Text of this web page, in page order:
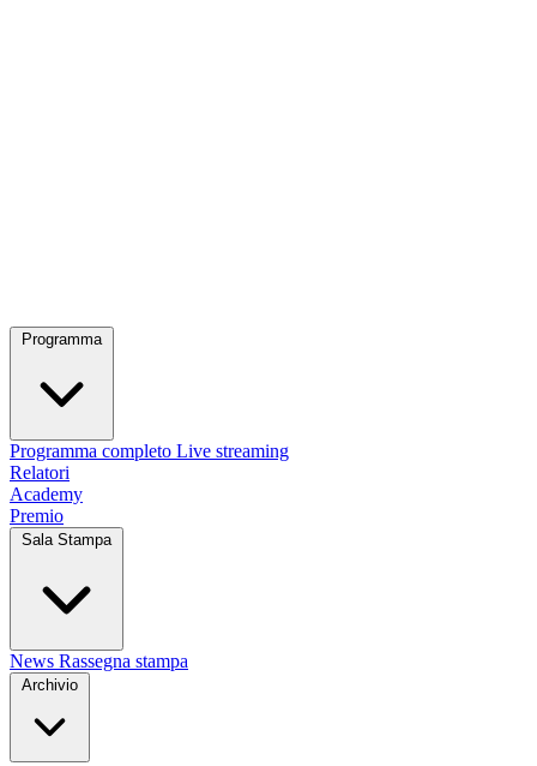
Programma
Programma completo Live streaming
Relatori
Academy
Premio
Sala Stampa
News Rassegna stampa
Archivio